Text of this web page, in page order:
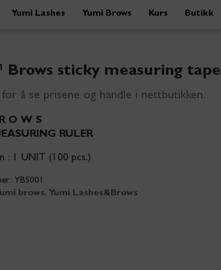
Yumi Lashes Yumi Brows Kurs Butikk
sticky measuring tape
for å se prisene og handle i nettbutikken.
O W S
RULER
: 1 UNIT (100 pcs.)
YBS001
brows, Yumi Lashes&Brows